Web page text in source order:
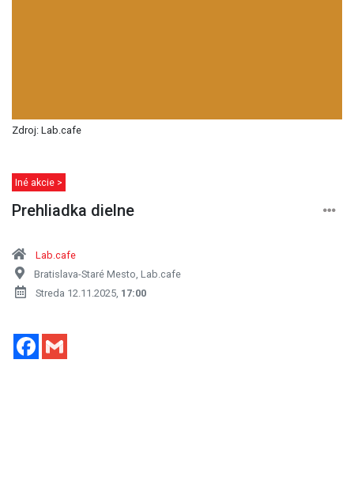
Zdroj: Lab.cafe
Iné akcie >
Prehliadka dielne
Lab.cafe
Bratislava-Staré Mesto, Lab.cafe
Streda 12.11.2025, 17:00
Facebook